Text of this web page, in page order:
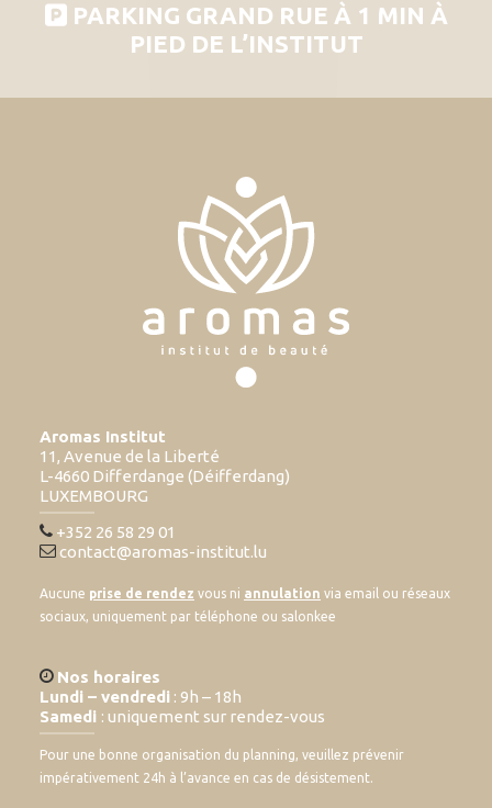
PARKING GRAND RUE À 1 MIN À
PIED DE L’INSTITUT
Aromas Institut
11, Avenue de la Liberté
L-4660 Differdange (Déifferdang)
LUXEMBOURG
+352 26 58 29 01
contact@aromas-institut.lu
Aucune prise de rendez vous ni annulation via email ou réseaux
sociaux, uniquement par téléphone ou salonkee
Nos horaires
Lundi – vendredi : 9h – 18h
Samedi : uniquement sur rendez-vous
Pour une bonne organisation du planning, veuillez prévenir
impérativement 24h à l’avance en cas de désistement.